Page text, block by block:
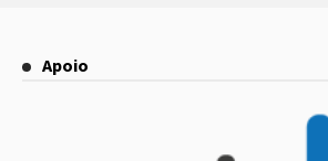
Apoio